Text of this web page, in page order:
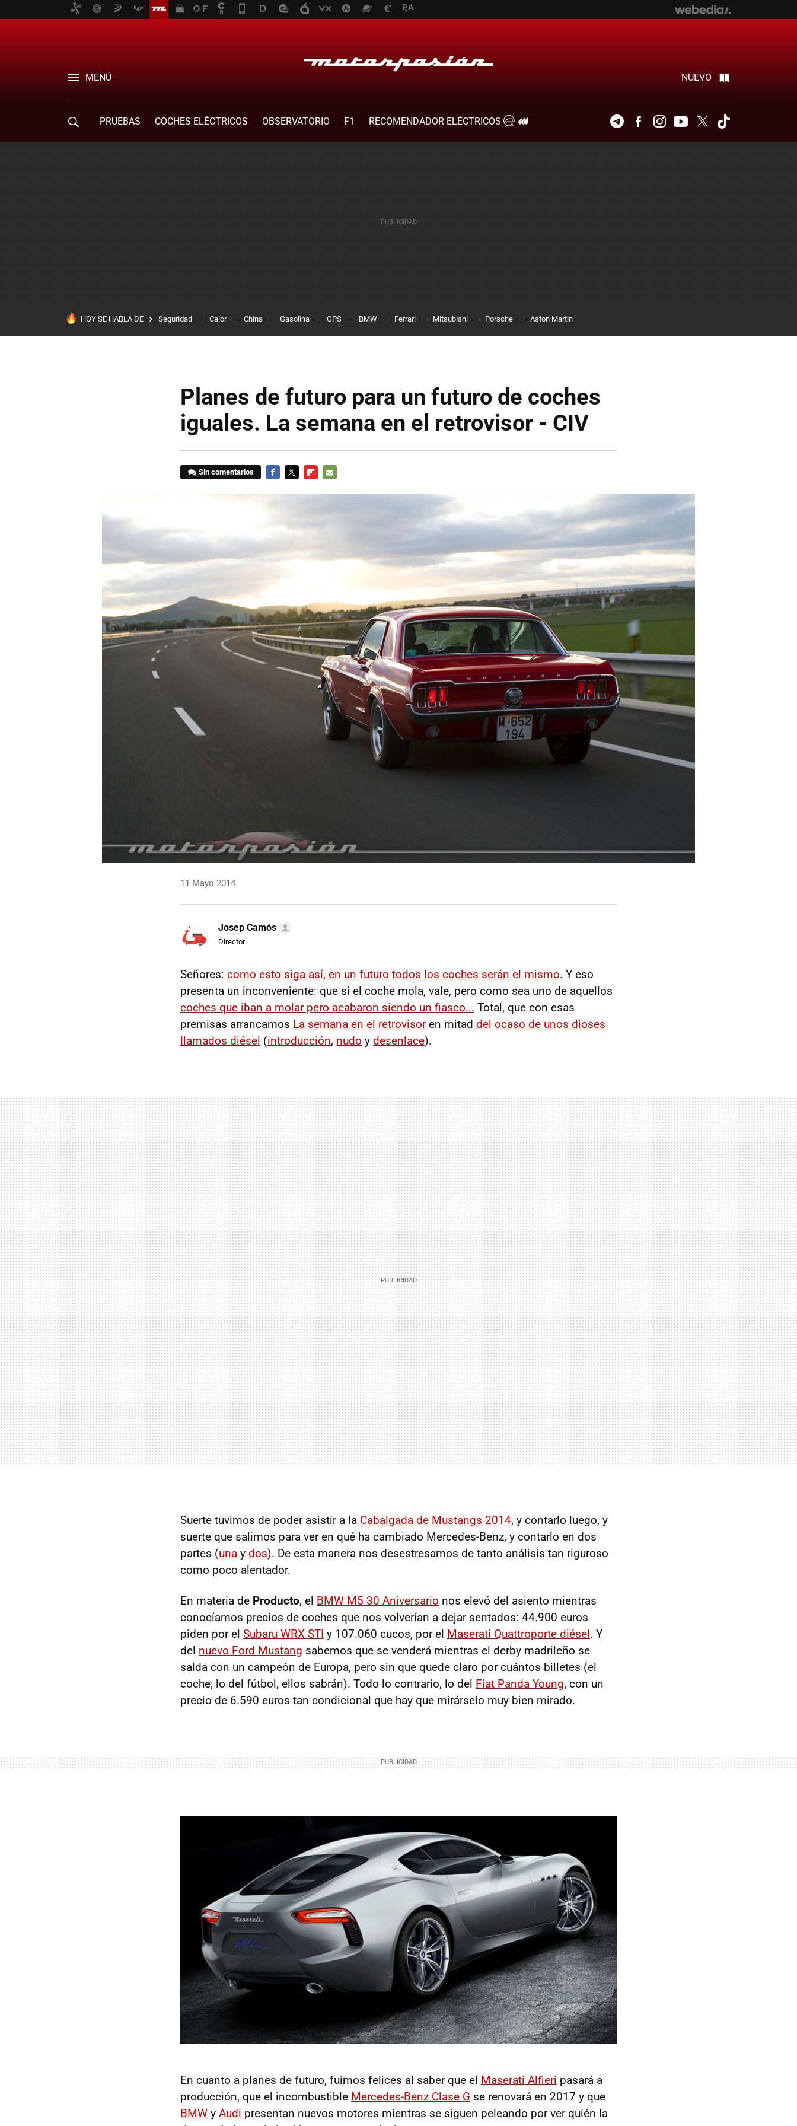
MENÚ NUEVO
PRUEBAS COCHES ELÉCTRICOS OBSERVATORIO F1
RECOMENDADOR ELÉCTRICOS
TelegramFacebookInstagramYoutubeTwitter
HOY SE HABLA DE Seguridad Calor China Gasolina GPS BMW Ferrari Mitsubishi Porsche Aston Martin
Planes de futuro para un futuro de coches
iguales. La semana en el retrovisor - CIV
Sin comentarios
11 Mayo 2014
Josep Camós
Director
Señores: como esto siga así, en un futuro todos los coches serán el mismo. Y eso
presenta un inconveniente: que si el coche mola, vale, pero como sea uno de aquellos
coches que iban a molar pero acabaron siendo un fiasco... Total, que con esas
premisas arrancamos La semana en el retrovisoren mitad del ocaso de unos dioses
llamados diésel (introducción, nudo y desenlace).
Suerte tuvimos de poder asistir a la Cabalgada de Mustangs 2014, y contarlo luego, y
suerte que salimos para ver en qué ha cambiado Mercedes-Benz, y contarlo en dos
partes (una y dos). De esta manera nos desestresamos de tanto análisis tan riguroso
como poco alentador.
En materia de Producto, el BMW M5 30 Aniversario nos elevó del asiento mientras
conocíamos precios de coches que nos volverían a dejar sentados: 44.900 euros
piden por el Subaru WRX STI y 107.060 cucos, por el Maserati Quattroporte diésel. Y
del nuevo Ford Mustang sabemos que se venderá mientras el derby madrileño se
salda con un campeón de Europa, pero sin que quede claro por cuántos billetes (el
coche; lo del fútbol, ellos sabrán). Todo lo contrario, lo del Fiat Panda Young, con un
precio de 6.590 euros tan condicional que hay que mirárselo muy bien mirado.
En cuanto a planes de futuro, fuimos felices al saber que el Maserati Alfieri pasará a
producción, que el incombustible Mercedes-Benz Clase G se renovará en 2017 y que
BMW y Audi presentan nuevos motores mientras se siguen peleando por ver quién la